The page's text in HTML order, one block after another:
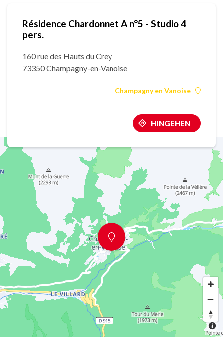
Résidence Chardonnet A n°5 - Studio 4
pers.
160 rue des Hauts du Crey
73350 Champagny-en-Vanoise
Champagny en Vanoise
HINGEHEN